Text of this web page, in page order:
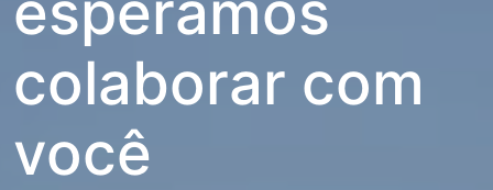
colaborar com
você